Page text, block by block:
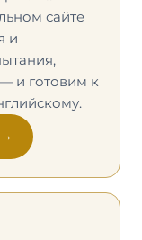
сайте
и
и готовим к